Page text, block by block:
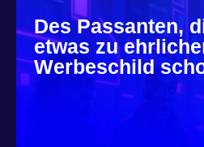
Des Passanten,
etwas zu
Werbeschild